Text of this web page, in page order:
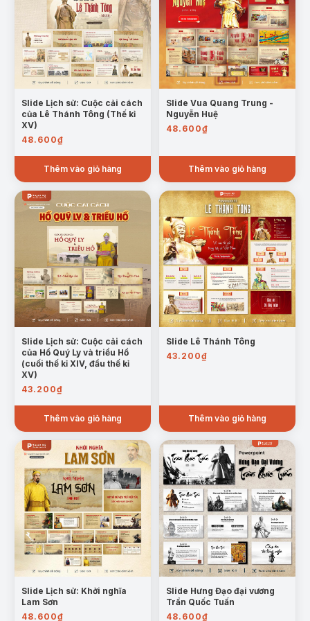
Mẫu trang: Một số cuộc khởi nghĩa tiêu biểu trong thời kì Bắc
Khởi nghĩa Lam Sơn (1418 – 1427):
do Lê Lợi
lãnh đạo là một phong trào giải phóng dân tộc vĩ
đại, đánh bại quân Minh, khôi phục độc lập cho
Đại Việt.
Mẫu trang: Khởi nghĩa Lam Sơn (1418 – 1427)
Phong trào Tây Sơn (Cuối thế kỉ XVIII):
và Nguyễn Lữ lãnh đạo, lật đổ các thế lực phong
kiến suy tàn và thống nhất đất nước.
Mẫu trang: Phong trào Tây Sơn
Slide Lịch sử: Cuộc cải cách
của Lê Thánh Tông (Thế kỉ
XV)
48.600₫
Thêm vào giỏ hàng
Slide Vua Quang Trung -
Nguyễn Huệ
48.600₫
Thêm vào giỏ hàng
Slide Lịch sử: Cuộc cải cách
của Hồ Quý Ly và triều Hồ
(cuối thế kỉ XIV, đầu thế kỉ
XV)
43.200₫
Thêm vào giỏ hàng
Slide Lê Thánh Tông
43.200₫
Thêm vào giỏ hàng
Slide Lịch sử: Khởi nghĩa
Lam Sơn
48.600₫
Slide Hưng Đạo đại vương
Trần Quốc Tuấn
48.600₫